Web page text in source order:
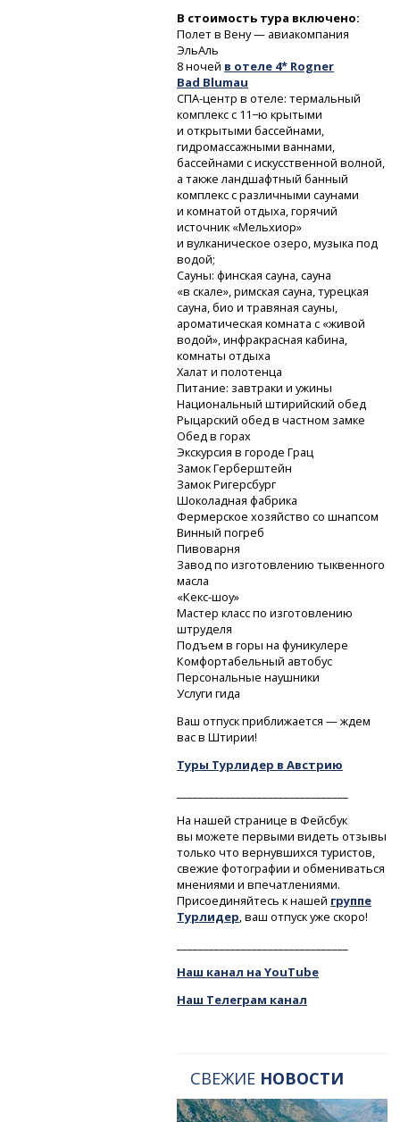
В стоимость тура включено:
Полет в Вену — авиакомпания
ЭльАль
8 ночей в отеле 4* Rogner
Bad Blumau
СПА-центр в отеле: термальный
комплекс с 11−ю крытыми
и открытыми бассейнами,
гидромассажными ваннами,
бассейнами с искусственной волной,
а также ландшафтный банный
комплекс с различными саунами
и комнатой отдыха, горячий
источник «Мельхиор»
и вулканическое озеро, музыка под
водой;
Сауны: финская сауна, сауна
«в скале», римская сауна, турецкая
сауна, био и травяная сауны,
ароматическая комната с «живой
водой», инфракрасная кабина,
комнаты отдыха
Халат и полотенца
Питание: завтраки и ужины
Национальный штирийский обед
Рыцарский обед в частном замке
Обед в горах
Экскурсия в городе Грац
Замок Герберштейн
Замок Ригерсбург
Шоколадная фабрика
Фермерское хозяйство со шнапсом
Винный погреб
Пивоварня
Завод по изготовлению тыквенного
масла
«Кекс-шоу»
Мастер класс по изготовлению
штруделя
Подъем в горы на фуникулере
Комфортабельный автобус
Персональные наушники
Услуги гида
Ваш отпуск приближается — ждем
вас в Штирии!
Туры Турлидер в Австрию
На нашей странице в Фейсбук
вы можете первыми видеть отзывы
только что вернувшихся туристов,
свежие фотографии и обмениваться
мнениями и впечатлениями.
Присоединяйтесь к нашей группе
Турлидер, ваш отпуск уже скоро!
Наш канал на YouTube
Наш Телеграм канал
СВЕЖИЕ НОВОСТИ